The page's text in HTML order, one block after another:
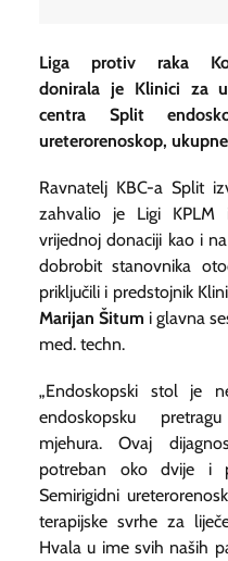
Liga protiv raka
donirala je Klinici za
centra Split
ureterorenoskop,
Ravnatelj KBC-a Split
zahvalio je Ligi
vrijednoj donaciji kao i
dobrobit stanovnika
priključili i predstojnik
Marijan Šitum i glavna
med. techn.
„Endoskopski stol je
endoskopsku
mjehura. Ovaj
potreban oko dvije i
Semirigidni
terapijske svrhe za
Hvala u ime svih naših